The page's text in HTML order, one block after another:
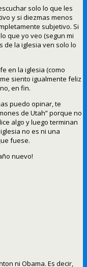
solo lo que les
y si diezmas menos
subjetivo. Si
que yo veo (segun mi
de la iglesia ven solo lo
en la iglesia (como
siento igualmente feliz
en fin.
puedo opinar, te
de Utah” porque no
algo y luego terminan
no es ni una
fuese.
nuevo!
ni Obama. Es decir,